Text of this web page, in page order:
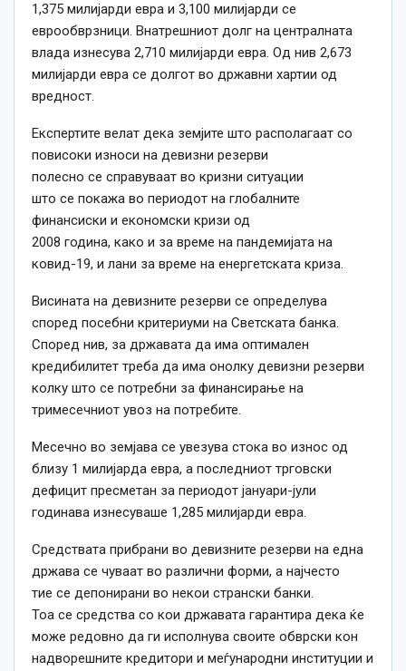
1,375 милијарди евра и 3,100 милијарди се
еврообврзници. Внатрешниот долг на централната
влада изнесува 2,710 милијарди евра. Од нив 2,673
милијарди евра се долгот во државни хартии од
вредност.
Експертите велат дека земјите што располагаат со
повисоки износи на девизни резерви
полесно се справуваат во кризни ситуации
што се покажа во периодот на глобалните
финансиски и економски кризи од
2008 година, како и за време на пандемијата на
ковид-19, и лани за време на енергетската криза.
Висината на девизните резерви се определува
според посебни критериуми на Светската банка.
Според нив, за државата да има оптимален
кредибилитет треба да има онолку девизни резерви
колку што се потребни за финансирање на
тримесечниот увоз на потребите.
Месечно во земјава се увезува стока во износ од
близу 1 милијарда евра, а последниот трговски
дефицит пресметан за периодот јануари-јули
годинава изнесуваше 1,285 милијарди евра.
Средствата прибрани во девизните резерви на една
држава се чуваат во различни форми, а најчесто
тие се депонирани во некои странски банки.
Тоа се средства со кои државата гарантира дека ќе
може редовно да ги исполнува своите обврски кон
надворешните кредитори и меѓународни институции и